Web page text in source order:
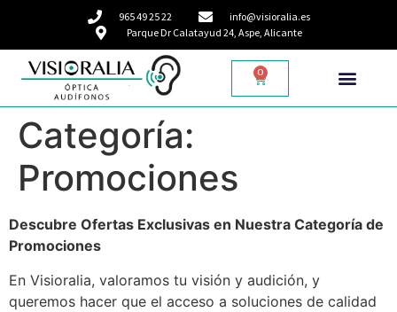
965 49 25 22
info@visioralia.es
Parque Dr Calatayud 24, Aspe, Alicante
0
Categoría:
Promociones
Descubre Ofertas Exclusivas en Nuestra Categoría de
Promociones
En Visioralia, valoramos tu visión y audición, y
queremos hacer que el acceso a soluciones de calidad